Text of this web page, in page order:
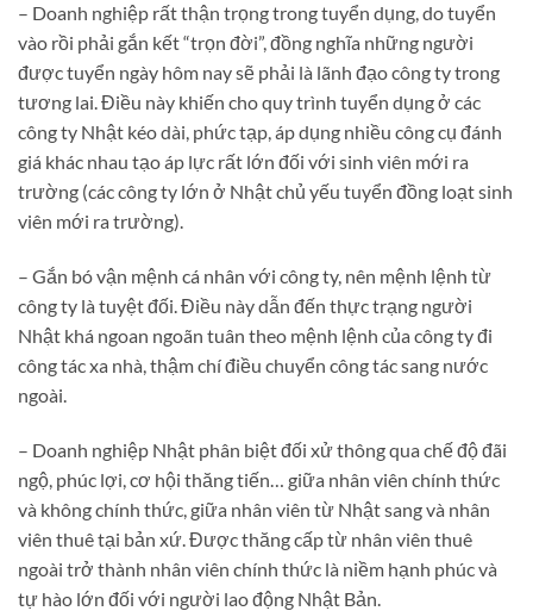
– Doanh nghiệp rất thận trọng trong tuyển dụng, do tuyển
vào rồi phải gắn kết “trọn đời”, đồng nghĩa những người
được tuyển ngày hôm nay sẽ phải là lãnh đạo công ty trong
tương lai. Điều này khiến cho quy trình tuyển dụng ở các
công ty Nhật kéo dài, phức tạp, áp dụng nhiều công cụ đánh
giá khác nhau tạo áp lực rất lớn đối với sinh viên mới ra
trường (các công ty lớn ở Nhật chủ yếu tuyển đồng loạt sinh
viên mới ra trường).
– Gắn bó vận mệnh cá nhân với công ty, nên mệnh lệnh từ
công ty là tuyệt đối. Điều này dẫn đến thực trạng người
Nhật khá ngoan ngoãn tuân theo mệnh lệnh của công ty đi
công tác xa nhà, thậm chí điều chuyển công tác sang nước
ngoài.
– Doanh nghiệp Nhật phân biệt đối xử thông qua chế độ đãi
ngộ, phúc lợi, cơ hội thăng tiến… giữa nhân viên chính thức
và không chính thức, giữa nhân viên từ Nhật sang và nhân
viên thuê tại bản xứ. Được thăng cấp từ nhân viên thuê
ngoài trở thành nhân viên chính thức là niềm hạnh phúc và
tự hào lớn đối với người lao động Nhật Bản.